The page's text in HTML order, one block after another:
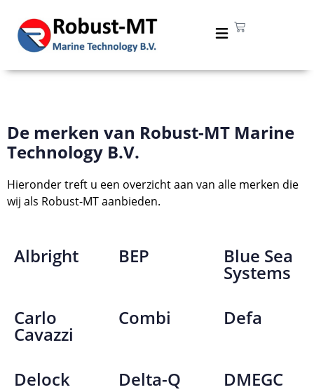
De merken van Robust-MT Marine
Technology B.V.
Hieronder treft u een overzicht aan van alle merken die
wij als Robust-MT aanbieden.
Albright BEP Blue Sea
Systems
Carlo
Cavazzi
Combi Defa
Delock Delta-Q
DMEGC